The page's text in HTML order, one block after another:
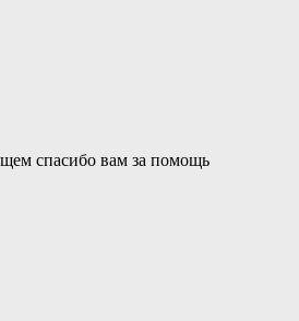
спасибо вам за помощь